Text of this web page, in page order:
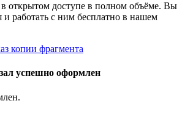
открытом доступе в полном объёме. Вы
и работать с ним бесплатно в нашем
копии фрагмента
успешно оформлен